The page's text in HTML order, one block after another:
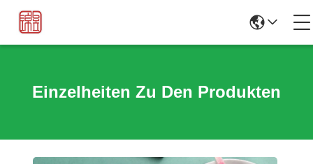
Einzelheiten Zu Den Produkten